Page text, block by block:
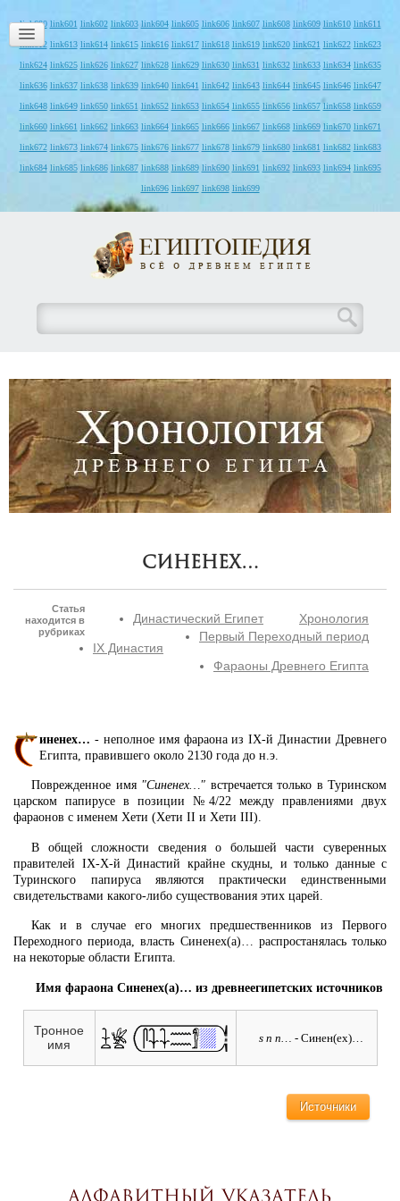
link600 link601 link602 link603 link604 link605 link606 link607 link608 link609 link610 link611
link612 link613 link614 link615 link616 link617 link618 link619 link620 link621 link622 link623
link624 link625 link626 link627 link628 link629 link630 link631 link632 link633 link634 link635
link636 link637 link638 link639 link640 link641 link642 link643 link644 link645 link646 link647
link648 link649 link650 link651 link652 link653 link654 link655 link656 link657 link658 link659
link660 link661 link662 link663 link664 link665 link666 link667 link668 link669 link670 link671
link672 link673 link674 link675 link676 link677 link678 link679 link680 link681 link682 link683
link684 link685 link686 link687 link688 link689 link690 link691 link692 link693 link694 link695
link696 link697 link698 link699
Синенех…
Статья
находится в
рубриках
Хронология
Династический Египет
Первый Переходный период
IX Династия
Фараоны Древнего Египта
иненех… - неполное имя фараона из IX-й Династии Древнего
Египта, правившего около 2130 года до н.э.
Поврежденное имя "Синенех…" встречается только в Туринском
царском папирусе в позиции №4/22 между правлениями двух
фараонов с именем Хети (Хети II и Хети III).
В общей сложности сведения о большей части суверенных
правителей IX-X-й Династий крайне скудны, и только данные с
Туринского папируса являются практически единственными
свидетельствами какого-либо существования этих царей.
Как и в случае его многих предшественников из Первого
Переходного периода, власть Синенех(а)… распростанялась только
на некоторые области Египта.
Имя фараона Синенех(а)… из древнеегипетских источников
Тронное
имя
s n n… - Синен(ех)…
Источники
Алфавитный указатель